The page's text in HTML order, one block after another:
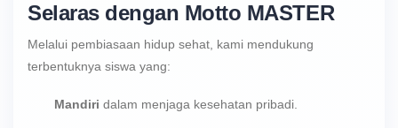
Selaras dengan Motto MASTER
Melalui pembiasaan hidup sehat, kami mendukung
terbentuknya siswa yang:
Mandiri dalam menjaga kesehatan pribadi.